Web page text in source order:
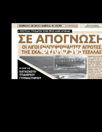
ΦΥΛΛΟ 505